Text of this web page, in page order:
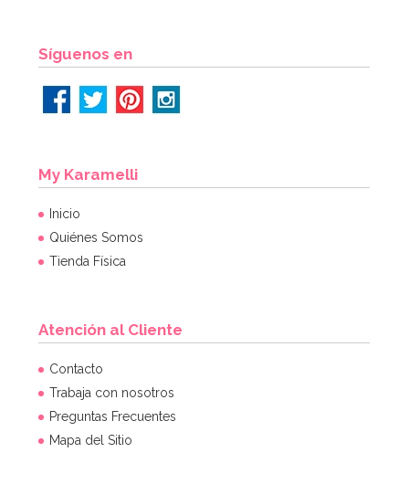
Síguenos en
My Karamelli
Inicio
Quiénes Somos
Tienda Física
Atención al Cliente
Contacto
Trabaja con nosotros
Preguntas Frecuentes
Mapa del Sitio